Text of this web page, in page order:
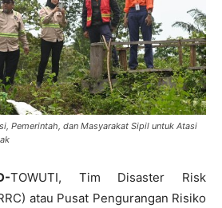
Pemerintah, dan Masyarakat Sipil untuk Atasi
TOWUTI, Tim Disaster Risk
atau Pusat Pengurangan Risiko